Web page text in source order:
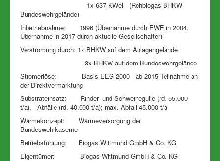
1x 637 KWel (Rohbiogas BHKW
Bundeswehrgelände)
Inbetriebnahme: 1996 (Übernahme durch EWE in 2004,
Übernahme in 2017 durch aktuelle Gesellschafter)
Verstromung durch: 1x BHKW auf dem Anlagengelände
3x BHKW auf dem Bundeswehrgelände
Stromerlöse: Basis EEG 2000 ab 2015 Teilnahme an
der Direktvermarktung
Substrateinsatz: Rinder- und Schweinegülle (rd. 55.000
t/a), Abfälle (rd. 40.000 t/a); max. Abfall 45.000 t/a
Wärmekonzept: Wärmeversorgung der
Bundeswehrkaserne
Betriebsführung: Biogas Wittmund GmbH & Co. KG
Eigentümer: Biogas Wittmund GmbH & Co. KG